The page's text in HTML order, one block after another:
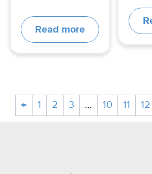
Read more
← 1 2 3 … 10 11 12